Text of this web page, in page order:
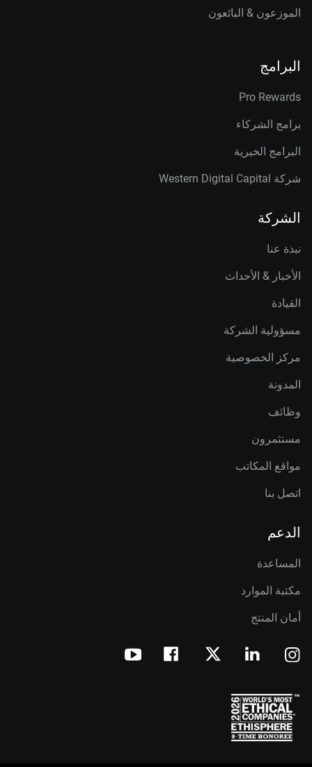
الموزعون & البائعون
البرامج
Pro Rewards
برامج الشركاء
البرامج الخيرية
شركة Western Digital Capital
الشركة
نبذة عنا
الأخبار & الأحداث
القيادة
مسؤولية الشركة
مركز الخصوصية
المدونة
وظائف
مستثمرون
مواقع المكاتب
اتصل بنا
الدعم
المساعدة
مكتبة الموارد
أمان المنتج